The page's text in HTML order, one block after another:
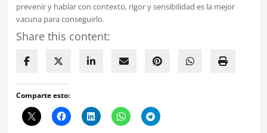
prevenir y hablar con contexto, rigor y sensibilidad es la mejor
vacuna para conseguirlo.
Share this content:
Comparte esto: